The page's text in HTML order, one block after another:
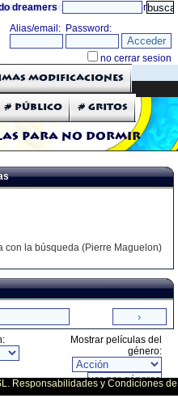
and it probably will» directorio
dreamers
para no dormir
modificaciones
# Público # Gritos
con la búsqueda (Pierre Maguelon)
Mostrar películas del
género:
Responsabilidades y Condiciones de